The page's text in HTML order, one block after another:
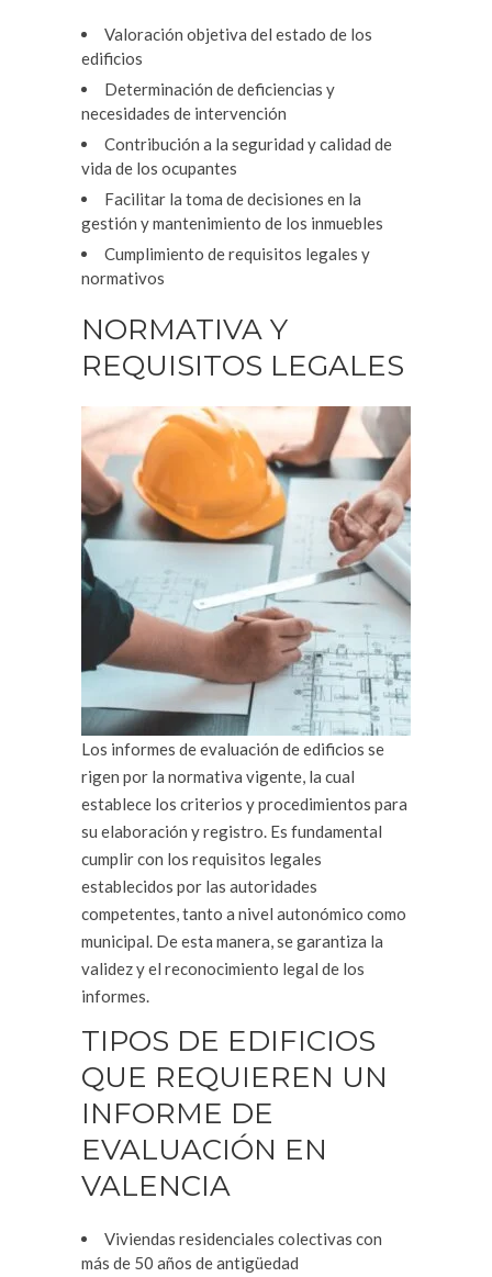
Valoración objetiva del estado de los
edificios
Determinación de deficiencias y
necesidades de intervención
Contribución a la seguridad y calidad de
vida de los ocupantes
Facilitar la toma de decisiones en la
gestión y mantenimiento de los inmuebles
Cumplimiento de requisitos legales y
normativos
NORMATIVA Y
REQUISITOS LEGALES
Los informes de evaluación de edificios se
rigen por la normativa vigente, la cual
establece los criterios y procedimientos para
su elaboración y registro. Es fundamental
cumplir con los requisitos legales
establecidos por las autoridades
competentes, tanto a nivel autonómico como
municipal. De esta manera, se garantiza la
validez y el reconocimiento legal de los
informes.
TIPOS DE EDIFICIOS
QUE REQUIEREN UN
INFORME DE
EVALUACIÓN EN
VALENCIA
Viviendas residenciales colectivas con
más de 50 años de antigüedad